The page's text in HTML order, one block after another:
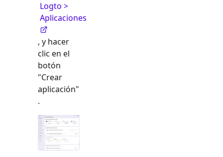
Logto >
Aplicaciones
, y hacer
clic en el
botón
"Crear
aplicación"
.